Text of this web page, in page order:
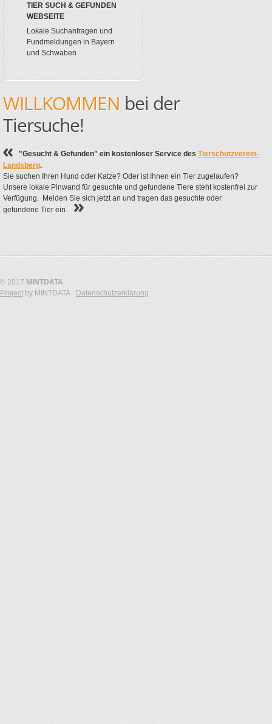
TIER SUCH & GEFUNDEN
WEBSEITE
Lokale Suchanfragen und
Fundmeldungen in Bayern
und Schwaben
WILLKOMMEN bei der
Tiersuche!
"Gesucht & Gefunden" ein kostenloser Service des Tierschutzverein-
Landsberg.
Sie suchen Ihren Hund oder Katze? Oder ist Ihnen ein Tier zugelaufen?
Unsere lokale Pinwand für gesuchte und gefundene Tiere steht kostenfrei zur
Verfügung. Melden Sie sich jetzt an und tragen das gesuchte oder
gefundene Tier ein.
© 2017 MINTDATA
Project by MINTDATA Datenschutzerklärung